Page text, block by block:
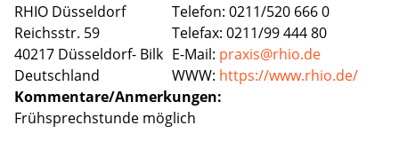
RHIO Düsseldorf
Reichsstr. 59
40217 Düsseldorf- Bilk
Deutschland
Telefon: 0211/520 666 0
Telefax: 0211/99 444 80
E-Mail: praxis@rhio.de
WWW: https://www.rhio.de/
Kommentare/Anmerkungen:
Frühsprechstunde möglich